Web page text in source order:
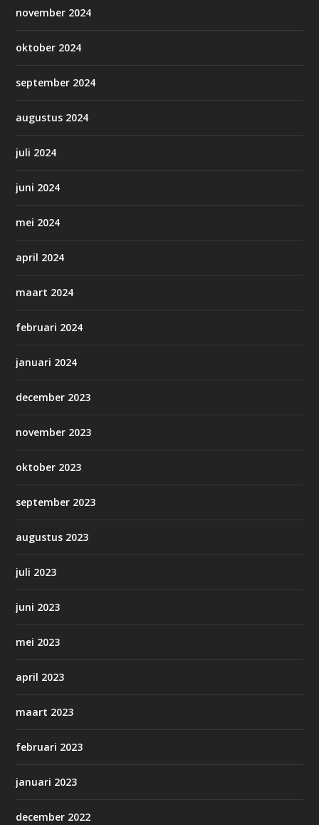
november 2024
oktober 2024
september 2024
augustus 2024
juli 2024
juni 2024
mei 2024
april 2024
maart 2024
februari 2024
januari 2024
december 2023
november 2023
oktober 2023
september 2023
augustus 2023
juli 2023
juni 2023
mei 2023
april 2023
maart 2023
februari 2023
januari 2023
december 2022